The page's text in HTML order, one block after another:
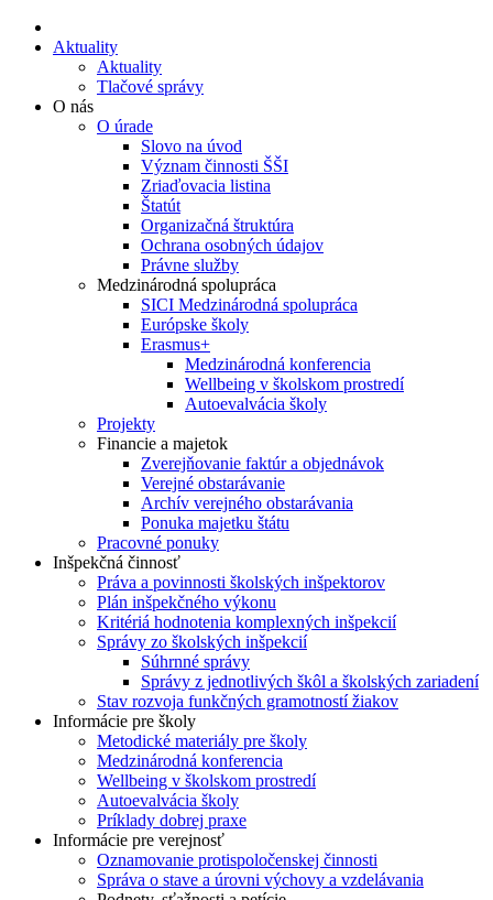
Aktuality
Aktuality
Tlačové správy
O nás
O úrade
Slovo na úvod
Význam činnosti ŠŠI
Zriaďovacia listina
Štatút
Organizačná štruktúra
Ochrana osobných údajov
Právne služby
Medzinárodná spolupráca
SICI Medzinárodná spolupráca
Európske školy
Erasmus+
Medzinárodná konferencia
Wellbeing v školskom prostredí
Autoevalvácia školy
Projekty
Financie a majetok
Zverejňovanie faktúr a objednávok
Verejné obstarávanie
Archív verejného obstarávania
Ponuka majetku štátu
Pracovné ponuky
Inšpekčná činnosť
Práva a povinnosti školských inšpektorov
Plán inšpekčného výkonu
Kritériá hodnotenia komplexných inšpekcií
Správy zo školských inšpekcií
Súhrnné správy
Správy z jednotlivých škôl a školských zariadení
Stav rozvoja funkčných gramotností žiakov
Informácie pre školy
Metodické materiály pre školy
Medzinárodná konferencia
Wellbeing v školskom prostredí
Autoevalvácia školy
Príklady dobrej praxe
Informácie pre verejnosť
Oznamovanie protispoločenskej činnosti
Správa o stave a úrovni výchovy a vzdelávania